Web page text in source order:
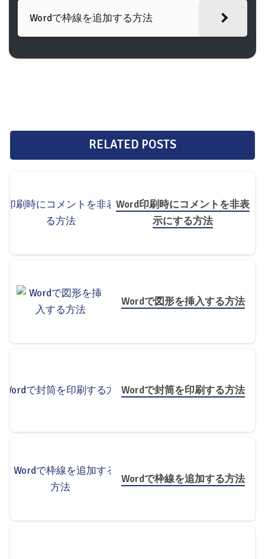
Wordで枠線を追加する方法
RELATED POSTS
Word印刷時にコメントを非表
示にする方法
Wordで図形を挿入する方法
Wordで封筒を印刷する方法
Wordで枠線を追加する方法